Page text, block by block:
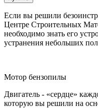
Если вы решили
Центре Строительных
необходимо знать его
устранения небольших
Мотор бензопилы
Двигатель - «сердце»
которую вы решили на